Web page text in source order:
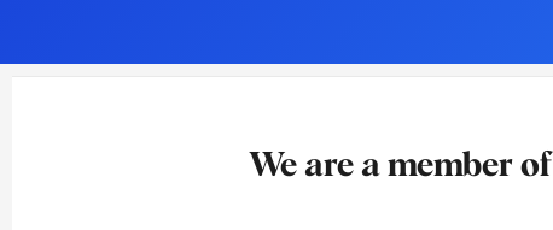
o
g
d
b
We are a member of